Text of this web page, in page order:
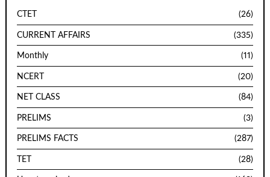
CTET (26)
CURRENT AFFAIRS (335)
Monthly (11)
NCERT (20)
NET CLASS (84)
PRELIMS (3)
PRELIMS FACTS (287)
TET (28)